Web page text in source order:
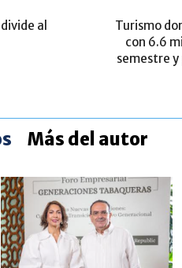
al
Turismo
con 6.6
semestre y
Más del autor